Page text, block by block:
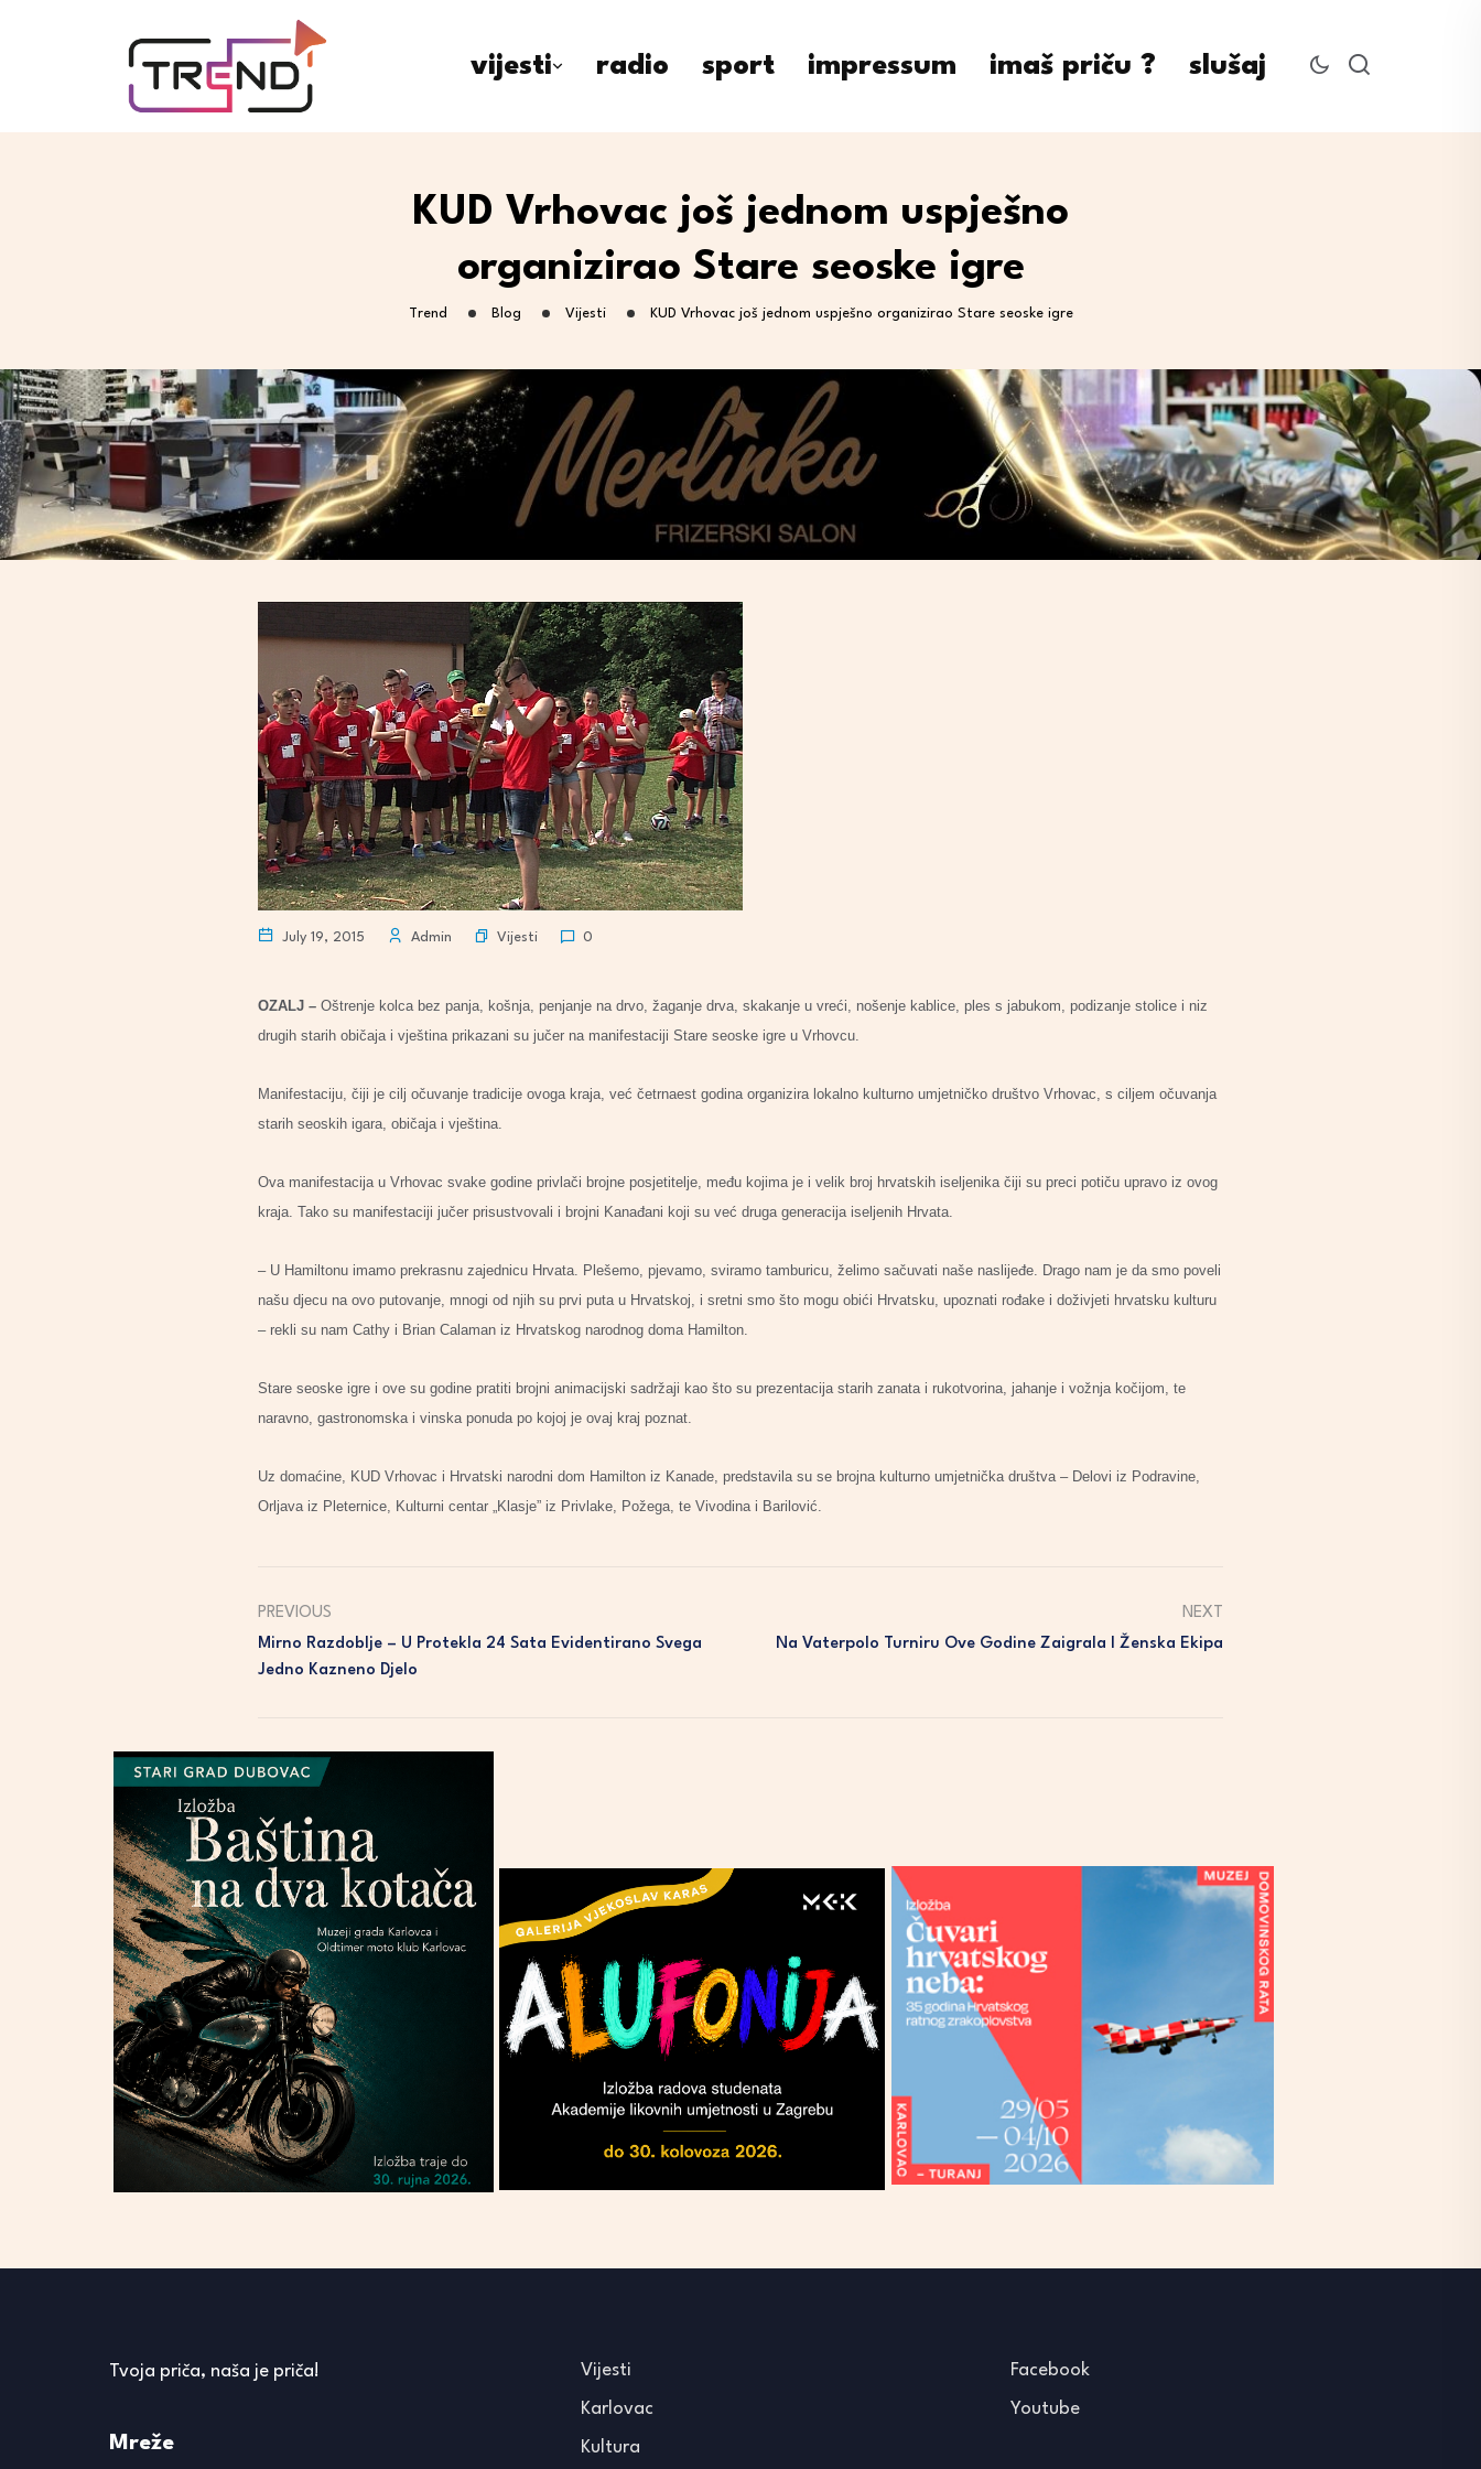
vijesti radio sport impressum imaš priču ? slušaj
KUD Vrhovac još jednom uspješno
organizirao Stare seoske igre
Trend Blog Vijesti KUD Vrhovac još jednom uspješno organizirao Stare seoske igre
July 19, 2015 Admin Vijesti 0
OZALJ – Oštrenje kolca bez panja, košnja, penjanje na drvo, žaganje drva, skakanje u vreći, nošenje kablice, ples s jabukom, podizanje stolice i niz
drugih starih običaja i vještina prikazani su jučer na manifestaciji Stare seoske igre u Vrhovcu.
Manifestaciju, čiji je cilj očuvanje tradicije ovoga kraja, već četrnaest godina organizira lokalno kulturno umjetničko društvo Vrhovac, s ciljem očuvanja
starih seoskih igara, običaja i vještina.
Ova manifestacija u Vrhovac svake godine privlači brojne posjetitelje, među kojima je i velik broj hrvatskih iseljenika čiji su preci potiču upravo iz ovog
kraja. Tako su manifestaciji jučer prisustvovali i brojni Kanađani koji su već druga generacija iseljenih Hrvata.
– U Hamiltonu imamo prekrasnu zajednicu Hrvata. Plešemo, pjevamo, sviramo tamburicu, želimo sačuvati naše naslijeđe. Drago nam je da smo poveli
našu djecu na ovo putovanje, mnogi od njih su prvi puta u Hrvatskoj, i sretni smo što mogu obići Hrvatsku, upoznati rođake i doživjeti hrvatsku kulturu
– rekli su nam Cathy i Brian Calaman iz Hrvatskog narodnog doma Hamilton.
Stare seoske igre i ove su godine pratiti brojni animacijski sadržaji kao što su prezentacija starih zanata i rukotvorina, jahanje i vožnja kočijom, te
naravno, gastronomska i vinska ponuda po kojoj je ovaj kraj poznat.
Uz domaćine, KUD Vrhovac i Hrvatski narodni dom Hamilton iz Kanade, predstavila su se brojna kulturno umjetnička društva – Delovi iz Podravine,
Orljava iz Pleternice, Kulturni centar „Klasje” iz Privlake, Požega, te Vivodina i Barilović.
PREVIOUS
Mirno Razdoblje – U Protekla 24 Sata Evidentirano Svega
Jedno Kazneno Djelo
NEXT
Na Vaterpolo Turniru Ove Godine Zaigrala I Ženska Ekipa
Tvoja priča, naša je priča!
Mreže
Vijesti
Karlovac
Kultura
Facebook
Youtube